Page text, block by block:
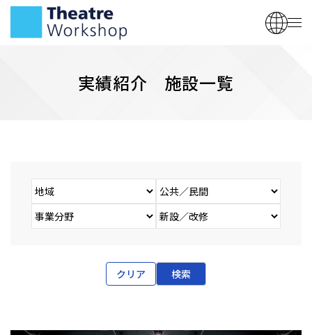
実績紹介 施設一覧
クリア 検索